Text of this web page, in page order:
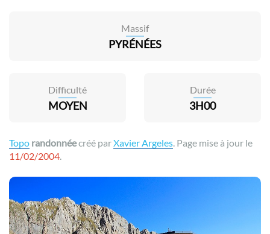
Massif
PYRÉNÉES
Difficulté
MOYEN
Durée
3H00
Topo randonnéecréé parXavier Argeles. Page mise à jour le
11/02/2004.